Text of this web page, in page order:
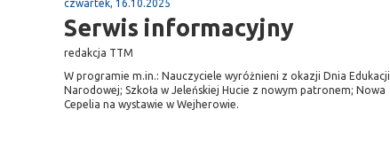
czwartek, 16.10.2025
Serwis informacyjny
redakcja TTM
W programie m.in.: Nauczyciele wyróżnieni z okazji Dnia Edukacji
Narodowej; Szkoła w Jeleńskiej Hucie z nowym patronem; Nowa
Cepelia na wystawie w Wejherowie.